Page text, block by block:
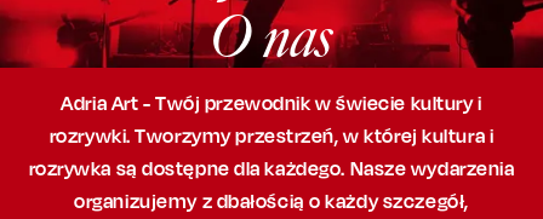
O nas
Adria Art - Twój przewodnik w świecie kultury i
rozrywki. Tworzymy przestrzeń,w której kultura i
rozrywka są dostępne dla każdego. Nasze wydarzenia
organizujemy z dbałością o każdy szczegół,